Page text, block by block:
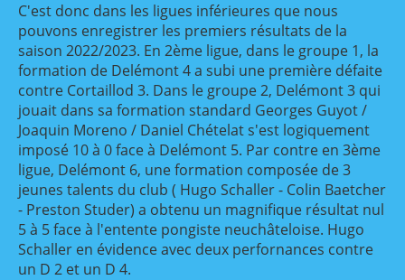
C'est donc dans les ligues inférieures que nous
pouvons enregistrer les premiers résultats de la
saison 2022/2023. En 2ème ligue, dans le groupe 1, la
formation de Delémont 4 a subi une première défaite
contre Cortaillod 3. Dans le groupe 2, Delémont 3 qui
jouait dans sa formation standard Georges Guyot /
Joaquin Moreno / Daniel Chételat s'est logiquement
imposé 10 à 0 face à Delémont 5. Par contre en 3ème
ligue, Delémont 6, une formation composée de 3
jeunes talents du club ( Hugo Schaller - Colin Baetcher
- Preston Studer) a obtenu un magnifique résultat nul
5 à 5 face à l'entente pongiste neuchâteloise. Hugo
Schaller en évidence avec deux perfornances contre
un D 2 et un D 4.